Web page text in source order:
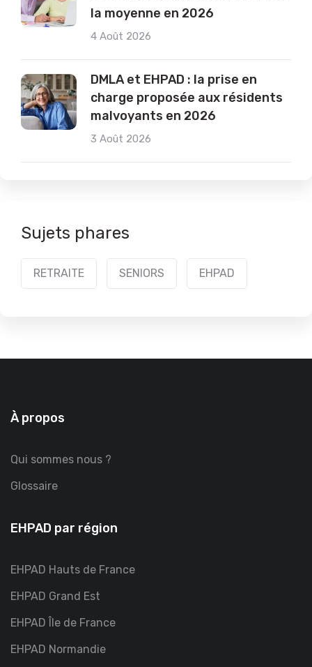
la moyenne en 2026
4 Août 2026
DMLA et EHPAD : la prise en
charge proposée aux résidents
malvoyants en 2026
3 Août 2026
Sujets phares
RETRAITE SENIORS EHPAD
À propos
Qui sommes nous ?
Glossaire
EHPAD par région
EHPAD Hauts de France
EHPAD Grand Est
EHPAD Île de France
EHPAD Normandie